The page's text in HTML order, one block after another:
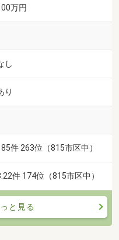
万円
し
り
件 263位（815市区中）
件 174位（815市区中）
と見る